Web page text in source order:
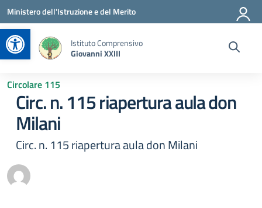
Apri la barra degli strumenti
Vai ai contenuti
Vai al menu di navigazione
Vai al footer
Ministero dell'Istruzione e del Merito
Istituto Comprensivo
Giovanni XXIII
Circolare 115
Circ. n. 115 riapertura aula don
Milani
Circ. n. 115 riapertura aula don Milani